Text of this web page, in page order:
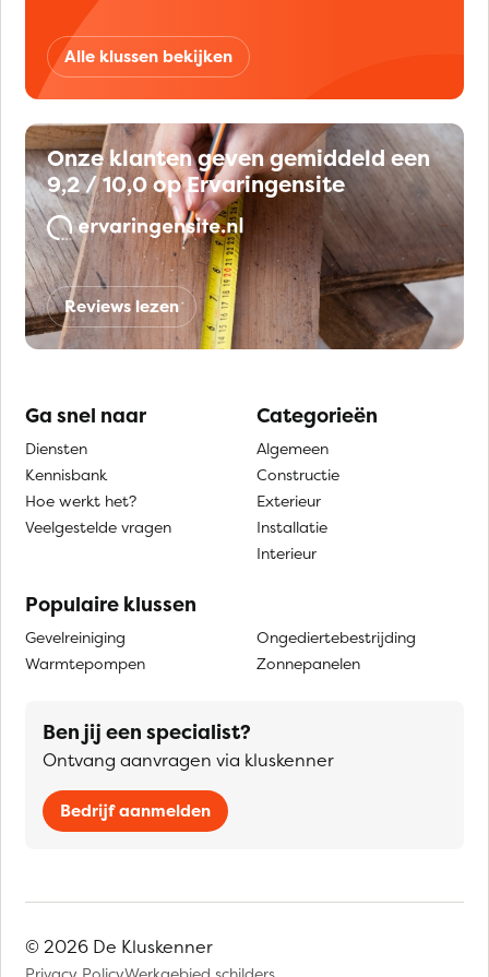
Alle klussen bekijken
Onze klanten geven gemiddeld een
9,2 / 10,0 op Ervaringensite
Reviews lezen
Ga snel naar
Diensten
Kennisbank
Hoe werkt het?
Veelgestelde vragen
Categorieën
Algemeen
Constructie
Exterieur
Installatie
Interieur
Populaire klussen
Gevelreiniging
Warmtepompen
Ongediertebestrijding
Zonnepanelen
Ben jij een specialist?
Ontvang aanvragen via kluskenner
Bedrijf aanmelden
© 2026 De Kluskenner